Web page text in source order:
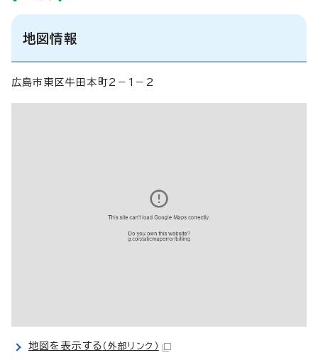
地図情報
広島市東区牛田本町2－1－2
地図を表示する （外部リンク）